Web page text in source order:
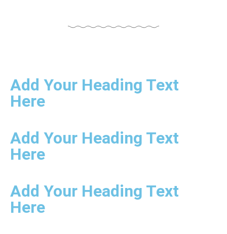
Add Your Heading Text
Here
Add Your Heading Text
Here
Add Your Heading Text
Here